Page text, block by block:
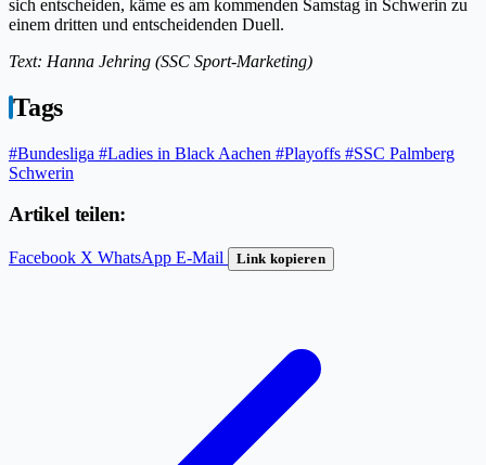
sich entscheiden, käme es am kommenden Samstag in Schwerin zu
einem dritten und entscheidenden Duell.
Text: Hanna Jehring (SSC Sport-Marketing)
Tags
#Bundesliga #Ladies in Black Aachen #Playoffs #SSC Palmberg
Schwerin
Artikel teilen:
Facebook X WhatsApp E-Mail Link kopieren